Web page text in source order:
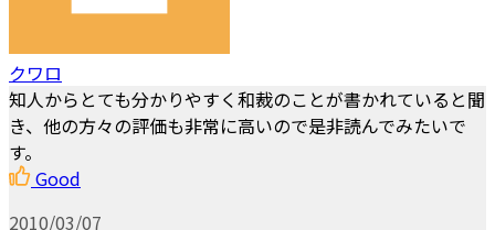
クワロ
知人からとても分かりやすく和裁のことが書かれていると聞
き、他の方々の評価も非常に高いので是非読んでみたいで
す。
Good
2010/03/07